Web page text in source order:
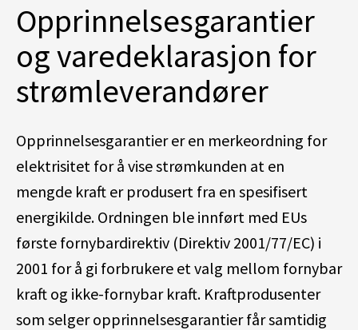
Opprinnelsesgarantier
og varedeklarasjon for
strømleverandører
Opprinnelsesgarantier er en merkeordning for
elektrisitet for å vise strømkunden at en
mengde kraft er produsert fra en spesifisert
energikilde. Ordningen ble innført med EUs
første fornybardirektiv (Direktiv 2001/77/EC) i
2001 for å gi forbrukere et valg mellom fornybar
kraft og ikke-fornybar kraft. Kraftprodusenter
som selger opprinnelsesgarantier får samtidig